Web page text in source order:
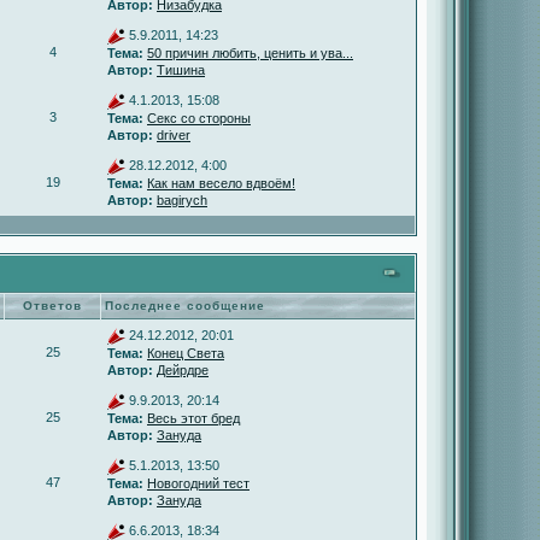
Автор: Низабудка
4
5.9.2011, 14:23
Тема: 50 причин любить, ценить и ува...
Автор: Тишина
3
4.1.2013, 15:08
Тема: Секс со стороны
Автор: driver
19
28.12.2012, 4:00
Тема: Как нам весело вдвоём!
Автор: bagirych
Ответов Последнее сообщение
25
24.12.2012, 20:01
Тема: Конец Света
Автор: Дейрдре
25
9.9.2013, 20:14
Тема: Весь этот бред
Автор: Зануда
47
5.1.2013, 13:50
Тема: Новогодний тест
Автор: Зануда
6.6.2013, 18:34